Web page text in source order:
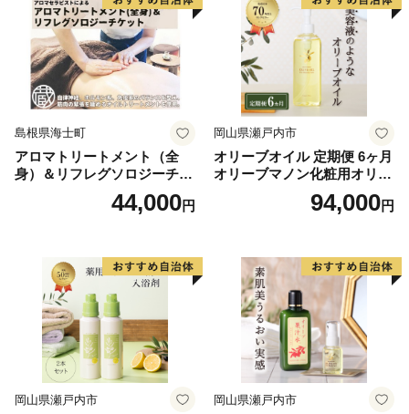
島根県海士町
アロマトリートメント（全
身）＆リフレグソロジーチケ
44,000円
岡山県瀬戸内市
オリーブオイル 定期便 6ヶ月
オリーブマノン化粧用オリー
ブオイル 200ml オリーブ オ
イル 美容 スキンケア 化粧用
94,000円
岡山県瀬戸内市 岡山県瀬戸内市